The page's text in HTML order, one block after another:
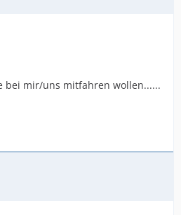
bei mir/uns mitfahren wollen......